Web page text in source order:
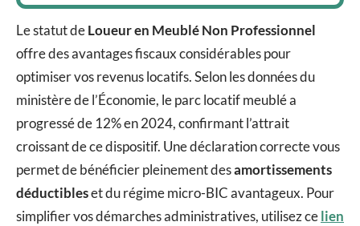
Le statut deLoueur en Meublé Non Professionnel
offre des avantages fiscaux considérables pour
optimiser vos revenus locatifs. Selon les données du
ministère de l’Économie, le parc locatif meublé a
progressé de 12% en 2024, confirmant l’attrait
croissant de ce dispositif. Une déclaration correcte vous
permet de bénéficier pleinement desamortissements
déductibleset du régime micro-BIC avantageux. Pour
simplifier vos démarches administratives, utilisez celien